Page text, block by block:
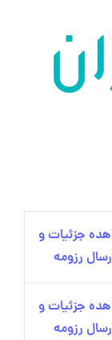
جزئیات و
رزومه
جزئیات و
رزومه